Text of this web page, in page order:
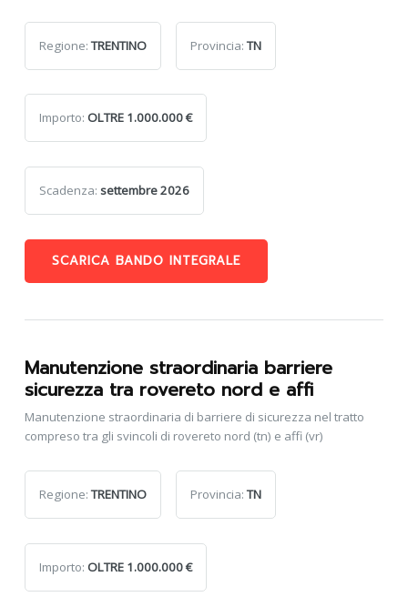
Regione:TRENTINO Provincia:TN
Importo: OLTRE 1.000.000 €
Scadenza: settembre 2026
SCARICA BANDO INTEGRALE
Manutenzione straordinaria barriere
sicurezza tra rovereto nord e affi
Manutenzione straordinaria di barriere di sicurezza nel tratto
compreso tra gli svincoli di rovereto nord (tn) e affi (vr)
Regione:TRENTINO Provincia:TN
Importo: OLTRE 1.000.000 €